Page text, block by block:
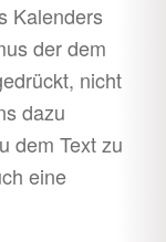
Kalenders
der dem
nicht
dazu
dem Text zu
eine